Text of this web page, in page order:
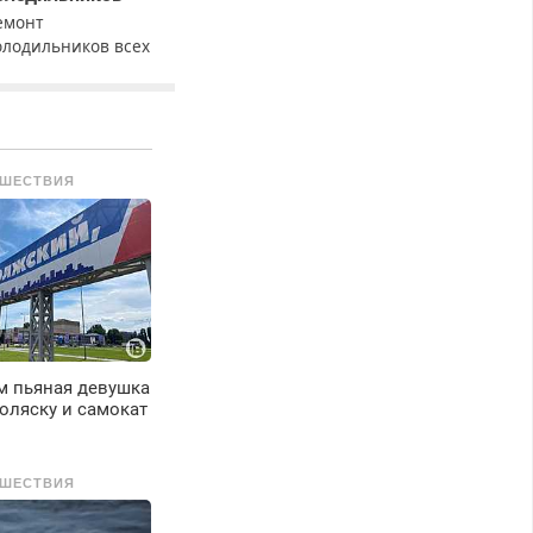
всех
Скидка.
бесплатный.
пьяная девушка
и самокат